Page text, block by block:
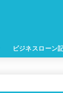
ビジネスローン